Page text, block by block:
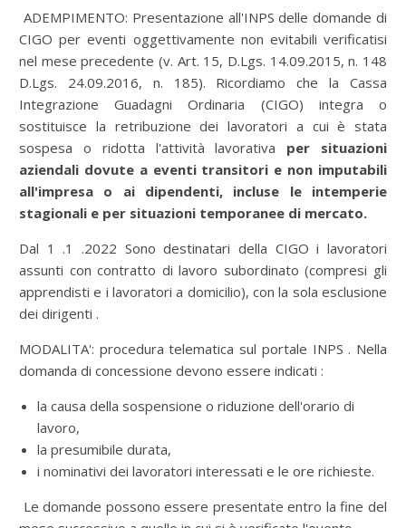
ADEMPIMENTO: Presentazione all'INPS delle domande di
CIGO per eventi oggettivamente non evitabili verificatisi
nel mese precedente (v. Art. 15, D.Lgs. 14.09.2015, n. 148
D.Lgs. 24.09.2016, n. 185). Ricordiamo che la Cassa
Integrazione Guadagni Ordinaria (CIGO) integra o
sostituisce la retribuzione dei lavoratori a cui è stata
sospesa o ridotta l'attività lavorativa per situazioni
aziendali dovute a eventi transitori e non imputabili
all'impresa o ai dipendenti, incluse le intemperie
stagionali e per situazioni temporanee di mercato.
Dal 1 .1 .2022 Sono destinatari della CIGO i lavoratori
assunti con contratto di lavoro subordinato (compresi gli
apprendisti e i lavoratori a domicilio), con la sola esclusione
dei dirigenti .
MODALITA': procedura telematica sul portale INPS . Nella
domanda di concessione devono essere indicati :
la causa della sospensione o riduzione dell'orario di
lavoro,
la presumibile durata,
i nominativi dei lavoratori interessati e le ore richieste.
Le domande possono essere presentate entro la fine del